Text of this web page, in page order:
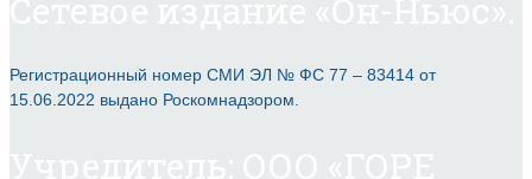
Регистрационный номер СМИ ЭЛ № ФС 77 – 83414 от
15.06.2022 выдано Роскомнадзором.